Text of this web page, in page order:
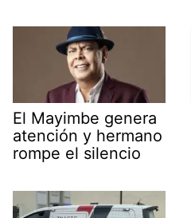
El Mayimbe genera
atención y hermano
rompe el silencio